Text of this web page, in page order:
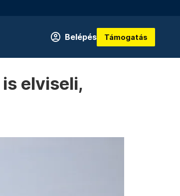
Belépés Támogatás
elviseli,